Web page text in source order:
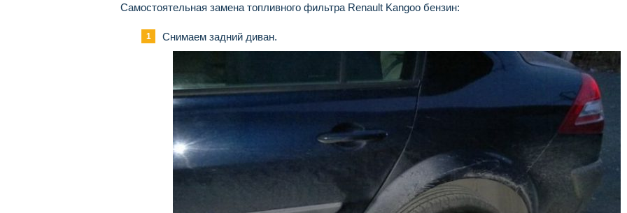
Самостоятельная замена топливного фильтра Renault Kangoo бензин:
Снимаем задний диван.